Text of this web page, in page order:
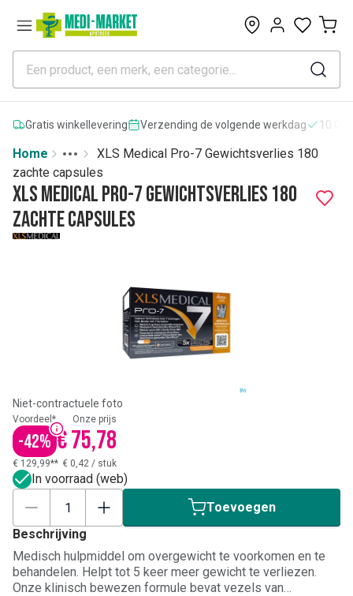
0
Gratis winkellevering Verzending de volgende werkdag
Home
More
Toggle menu
XLS Medical Pro-7 Gewichtsverlies 180
zachte capsules
XLS Medical Pro-7 Gewichtsverlies 180
zachte capsules
Niet-contractuele foto
Voordeel*
-42%
Onze prijs
€ 75,78
€ 129,99** € 0,42 / stuk
In voorraad (web)
Toevoegen
Beschrijving
Medisch hulpmiddel om overgewicht te voorkomen en te
behandelen. Helpt tot 5 keer meer gewicht te verliezen.
Onze klinisch bewezen formule bevat vezels van